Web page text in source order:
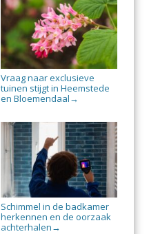
Vraag naar exclusieve
tuinen stijgt in Heemstede
en Bloemendaal →
Schimmel in de badkamer
herkennen en de oorzaak
achterhalen →